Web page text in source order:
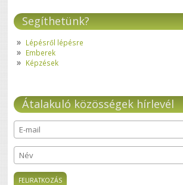
Segíthetünk?
Lépésről lépésre
Emberek
Képzések
Átalakuló közösségek hírlevél
E-mail*
Név